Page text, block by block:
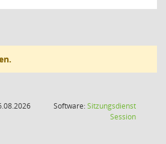
Software:Sitzungsdienst
Session(Wird in